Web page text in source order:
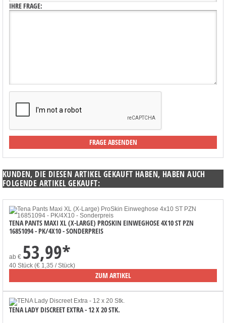
IHRE FRAGE:
KUNDEN, DIE DIESEN ARTIKEL GEKAUFT HABEN, HABEN AUCH
FOLGENDE ARTIKEL GEKAUFT:
TENA PANTS MAXI XL (X-LARGE) PROSKIN EINWEGHOSE 4X10 ST PZN
16851094 - PK/4X10 - SONDERPREIS
ab € 53,99*
40 Stück (€ 1,35 / Stück)
ZUM ARTIKEL
TENA LADY DISCREET EXTRA - 12 X 20 STK.